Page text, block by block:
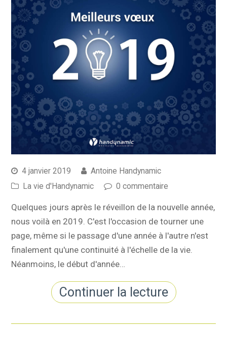
4 janvier 2019
Antoine Handynamic
La vie d'Handynamic
0 commentaire
Quelques jours après le réveillon de la nouvelle année,
nous voilà en 2019. C'est l'occasion de tourner une
page, même si le passage d'une année à l'autre n'est
finalement qu'une continuité à l'échelle de la vie.
Néanmoins, le début d'année…
Continuer la lecture